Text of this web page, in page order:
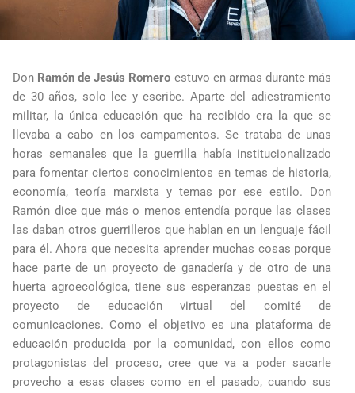
Don Ramón de Jesús Romero estuvo en armas durante más
de 30 años, solo lee y escribe. Aparte del adiestramiento
militar, la única educación que ha recibido era la que se
llevaba a cabo en los campamentos. Se trataba de unas
horas semanales que la guerrilla había institucionalizado
para fomentar ciertos conocimientos en temas de historia,
economía, teoría marxista y temas por ese estilo. Don
Ramón dice que más o menos entendía porque las clases
las daban otros guerrilleros que hablan en un lenguaje fácil
para él. Ahora que necesita aprender muchas cosas porque
hace parte de un proyecto de ganadería y de otro de una
huerta agroecológica, tiene sus esperanzas puestas en el
proyecto de educación virtual del comité de
comunicaciones. Como el objetivo es una plataforma de
educación producida por la comunidad, con ellos como
protagonistas del proceso, cree que va a poder sacarle
provecho a esas clases como en el pasado, cuando sus